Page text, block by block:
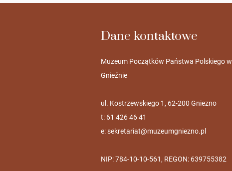
Dane kontaktowe
Muzeum Początków Państwa Polskiego w
Gnieźnie
ul. Kostrzewskiego 1, 62-200 Gniezno
t: 61 426 46 41
e:sekretariat@muzeumgniezno.pl
NIP: 784-10-10-561, REGON: 639755382